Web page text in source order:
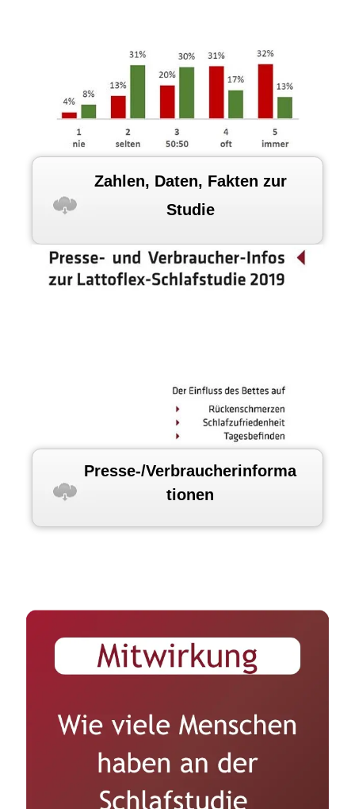
Zahlen, Daten, Fakten zur
Studie
Presse-/Verbraucherinforma
tionen